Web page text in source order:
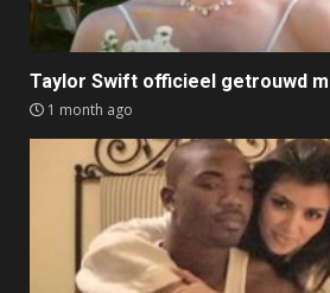
Taylor Swift officieel getrouwd
1 month ago